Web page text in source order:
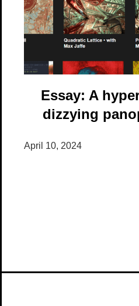
Essay: A
dizzying
April 10, 2024